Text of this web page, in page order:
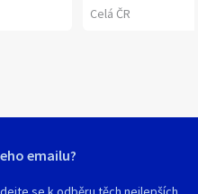
Celá ČR
emailu?